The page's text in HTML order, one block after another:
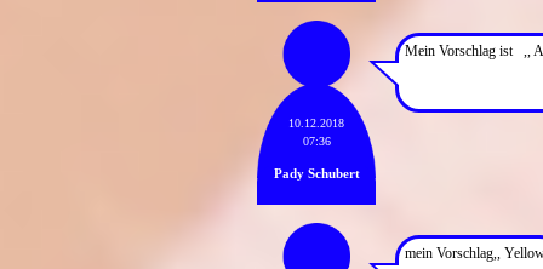
10.12.2018
07:36
Pady Schubert
Mein Vorschlag ist ,,
mein Vorschlag,,